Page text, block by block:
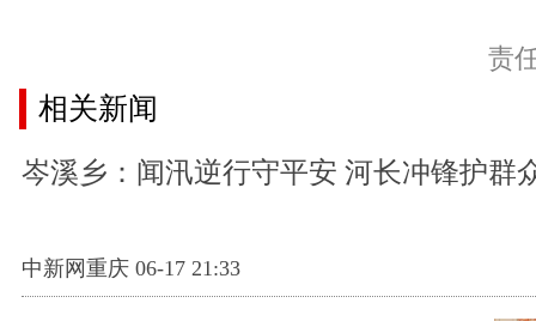
责
相关新闻
岑溪乡：闻汛逆行守平安 河长冲锋护群
中新网重庆 06-17 21:33